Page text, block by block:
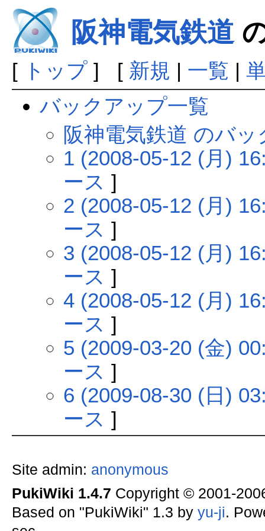
阪神電気鉄道
[ トップ] [ 新規 | 一覧 |
バックアップ一覧
阪神電気鉄道 のバ
1 (2008-05-12 (月)
ース ]
2 (2008-05-12 (月)
ース ]
3 (2008-05-12 (月)
ース ]
4 (2008-05-12 (月)
ース ]
5 (2009-03-20 (金)
ース ]
6 (2009-08-30 (日)
ース ]
Site admin: anonymous
PukiWiki 1.4.7 Copyright © 2001-
Based on "PukiWiki" 1.3 by yu-ji.